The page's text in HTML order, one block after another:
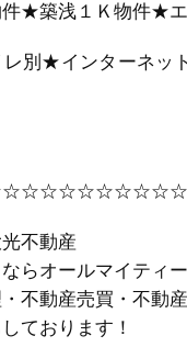
★築浅１Ｋ物件★
別★インターネッ
不動産
らオールマイティー
不動産売買・不動
ております！